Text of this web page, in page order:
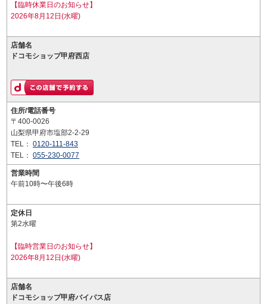
【臨時休業日のお知らせ】
2026年8月12日(水曜)
店舗名
ドコモショップ甲府西店
住所/電話番号
〒400-0026
山梨県甲府市塩部2-2-29
TEL： 0120-111-843
TEL： 055-230-0077
営業時間
午前10時〜午後6時
定休日
第2水曜
【臨時営業日のお知らせ】
2026年8月12日(水曜)
店舗名
ドコモショップ甲府バイパス店